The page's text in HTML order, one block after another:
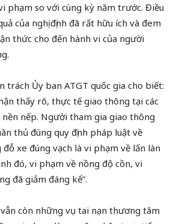
phạm so với cùng kỳ năm trước. Điều
của nghị định đã rất hữu ích và đem
thức cho đến hành vi của người
trách Ủy ban ATGT quốc gia cho biết:
thấy rõ, thực tế giao thông tại các
nền nếp. Người tham gia giao thông
thủ đúng quy định pháp luật về
xe đúng vạch là vi phạm về lấn làn
đó, vi phạm về nồng độ cồn, vi
đã giảm đáng kể”.
còn những vụ tai nạn thương tâm